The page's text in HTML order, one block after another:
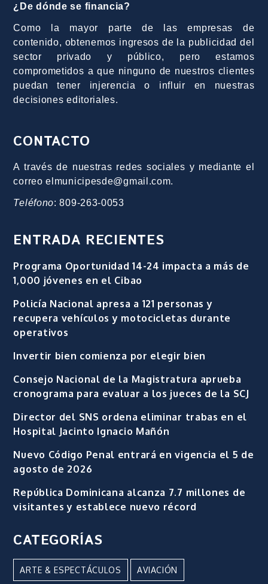
¿De dónde se financia?
Como la mayor parte de las empresas de
contenido, obtenemos ingresos de la publicidad del
sector privado y público, pero estamos
comprometidos a que ninguno de nuestros clientes
puedan tener injerencia o influir en nuestras
decisiones editoriales.
CONTACTO
A través de nuestras redes sociales y mediante el
correo elmunicipesde@gmail.com.
Teléfono: 809-263-0053
ENTRADA RECIENTES
Programa Oportunidad 14-24 impacta a más de
1,000 jóvenes en el Cibao
Policía Nacional apresa a 121 personas y
recupera vehículos y motocicletas durante
operativos
Invertir bien comienza por elegir bien
Consejo Nacional de la Magistratura aprueba
cronograma para evaluar a los jueces de la SCJ
Director del SNS ordena eliminar trabas en el
Hospital Jacinto Ignacio Mañón
Nuevo Código Penal entrará en vigencia el 5 de
agosto de 2026
República Dominicana alcanza 7.7 millones de
visitantes y establece nuevo récord
CATEGORÍAS
ARTE & ESPECTÁCULOS AVIACIÓN